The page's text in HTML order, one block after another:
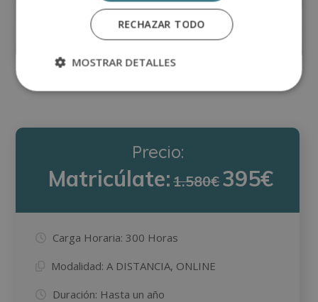
Matricúlate:
Precio:
Matricúlate:1.580€ 395€
Carga Horaria: 300 Horas
Modalidad: A DISTANCIA, ONLINE
Duración: Hasta un año
RECHAZAR TODO
MOSTRAR DETALLES